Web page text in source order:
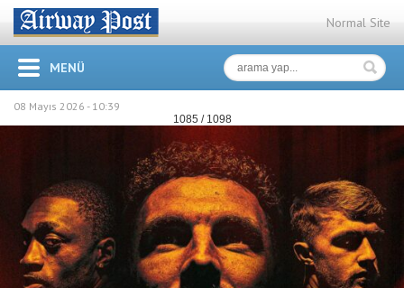
Normal Site
MENÜ
08 Mayıs 2026 - 10:39
1085 / 1098